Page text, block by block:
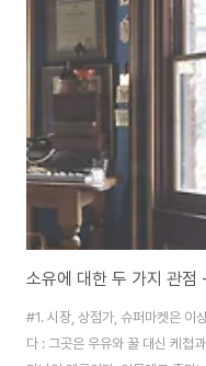
는 만큼 뜨거운 국민적 관심이
10대 공약 혹은 포스터뿐만 아
토론회까지 매일 새롭게 뒤바뀌
각 후보들을 예..
소유에 대한 두 가지 관점
#1. 시장, 상점가, 슈퍼마켓은 이
다 : 그곳은 우유와 꿀 대신 케첩